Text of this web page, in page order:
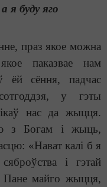
буду яго
праз якое можна
паказвае нам
ёй сёння, падчас
у гэты
нас да жыцця.
з Богам і жыць,
«Нават калі б я
і гэтай
Пане майго жыцця,